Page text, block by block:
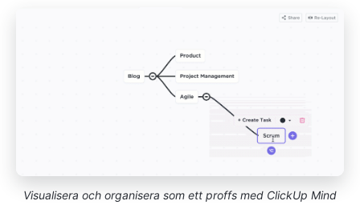
Visualisera och organisera som ett proffs med ClickUp Mind